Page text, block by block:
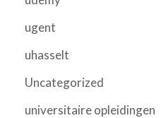
ugent
uhasselt
Uncategorized
universitaire opleidingen